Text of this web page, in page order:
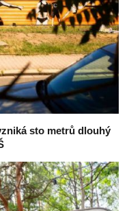
sto metrů dlouhý